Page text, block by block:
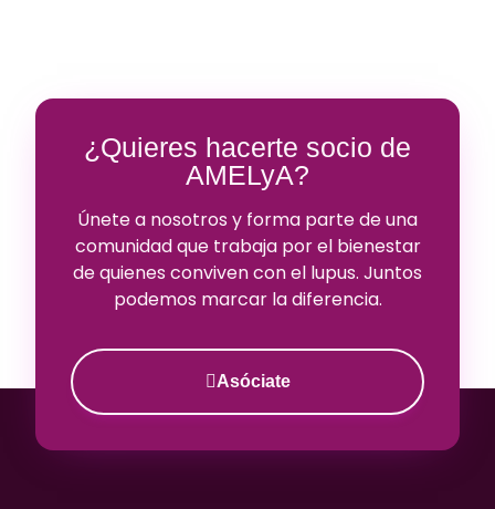
¿Quieres hacerte socio de
AMELyA?
Únete a nosotros y forma parte de una
comunidad que trabaja por el bienestar
de quienes conviven con el lupus. Juntos
podemos marcar la diferencia.
Asóciate